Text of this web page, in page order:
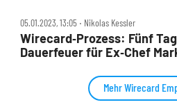
05.01.2023, 13:05 ‧ Nikolas Kessler
Wirecard‑Prozess: Fünf
Dauerfeuer für Ex‑Chef
Mehr Wirecard